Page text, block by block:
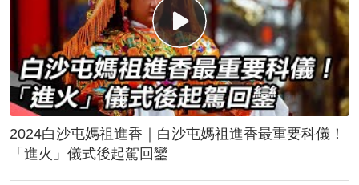
2024白沙屯媽祖進香｜白沙屯媽祖進香最重要科儀！
「進火」儀式後起駕回鑾